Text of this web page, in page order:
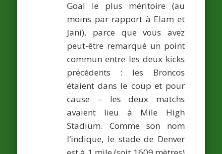
Goal le plus méritoire (au
moins par rapport à Elam et
Jani), parce que vous avez
peut-être remarqué un point
commun entre les deux kicks
précédents : les Broncos
étaient dans le coup et pour
cause – les deux matchs
avaient lieu à Mile High
Stadium. Comme son nom
l’indique, le stade de Denver